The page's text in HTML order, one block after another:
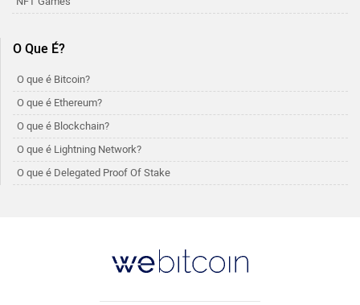
O Que É?
O que é Bitcoin?
O que é Ethereum?
O que é Blockchain?
O que é Lightning Network?
O que é Delegated Proof Of Stake